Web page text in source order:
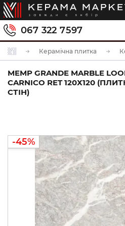
067 322 7597
Керамічна плитка
MEMP GRANDE MARBLE
CARNICO RET 120Х120
СТІН)
-45%